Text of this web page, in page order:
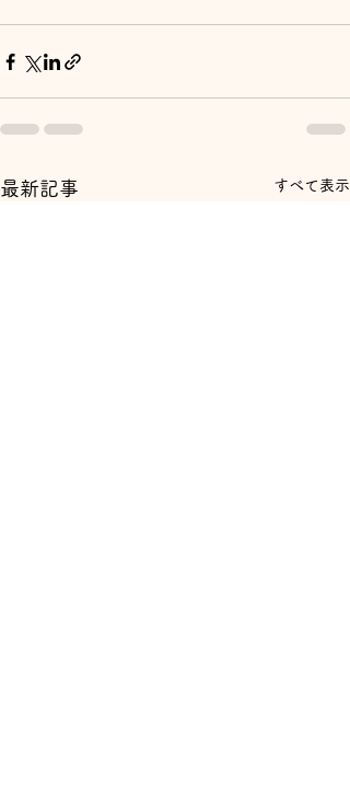
最新記事 すべて表示